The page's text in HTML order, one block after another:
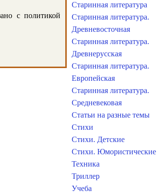
с политикой
Старинная литература
Старинная литература.
Древневосточная
Старинная литература.
Древнерусская
Старинная литература.
Европейская
Старинная литература.
Средневековая
Статьи на разные темы
Стихи
Стихи. Детские
Стихи. Юмористические
Техника
Триллер
Учеба